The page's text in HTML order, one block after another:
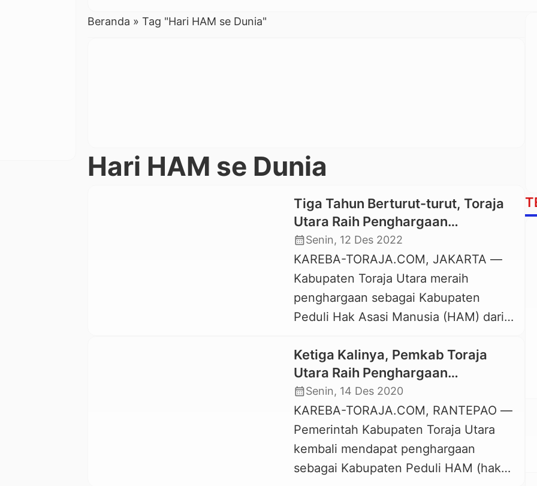
Beranda » Tag "Hari HAM se Dunia"
Hari HAM se Dunia
Tiga Tahun Berturut-turut, Toraja
Utara Raih Penghargaan
Kabupaten Peduli HAM
calendar_monthSenin, 12 Des 2022
KAREBA-TORAJA.COM, JAKARTA —
Kabupaten Toraja Utara meraih
penghargaan sebagai Kabupaten
Peduli Hak Asasi Manusia (HAM) dari
Indonesia. Penghargaan ini diterima
Wakil Bupati Toraja Utara, Frederik
Victor Palimbong, Senin, 12 Desember
2022. Penghargaan tahun 2022 ini
adalah yang ketiga kalinya secara
berturut-turut diterima Kabupaten
Toraja Utara. Tahun ini ada 72
Ketiga Kalinya, Pemkab Toraja
Utara Raih Penghargaan
Kabupaten Peduli HAM
calendar_monthSenin, 14 Des 2020
KAREBA-TORAJA.COM, RANTEPAO —
Pemerintah Kabupaten Toraja Utara
kembali mendapat penghargaan
sebagai Kabupaten Peduli HAM (hak